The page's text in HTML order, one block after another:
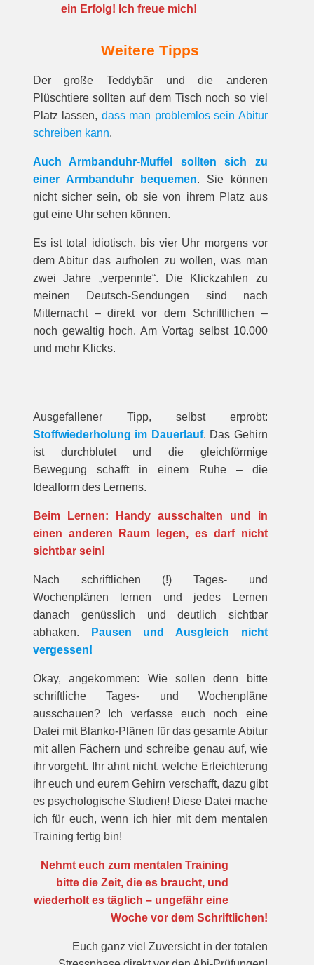
ein Erfolg! Ich freue mich!
Weitere Tipps
Der große Teddybär und die anderen
Plüschtiere sollten auf dem Tisch noch so viel
Platz lassen, dass man problemlos sein Abitur
schreiben kann.
Auch Armbanduhr-Muffel sollten sich zu
einer Armbanduhr bequemen. Sie können
nicht sicher sein, ob sie von ihrem Platz aus
gut eine Uhr sehen können.
Es ist total idiotisch, bis vier Uhr morgens vor
dem Abitur das aufholen zu wollen, was man
zwei Jahre „verpennte“. Die Klickzahlen zu
meinen Deutsch-Sendungen sind nach
Mitternacht – direkt vor dem Schriftlichen –
noch gewaltig hoch. Am Vortag selbst 10.000
und mehr Klicks.
Ausgefallener Tipp, selbst erprobt:
Stoffwiederholung im Dauerlauf. Das Gehirn
ist durchblutet und die gleichförmige
Bewegung schafft in einem Ruhe – die
Idealform des Lernens.
Beim Lernen: Handy ausschalten und in
einen anderen Raum legen, es darf nicht
sichtbar sein!
Nach schriftlichen (!) Tages- und
Wochenplänen lernen und jedes Lernen
danach genüsslich und deutlich sichtbar
abhaken.
Pausen und Ausgleich nicht
vergessen!
Okay, angekommen: Wie sollen denn bitte
schriftliche Tages- und Wochenpläne
ausschauen? Ich verfasse euch noch eine
Datei mit Blanko-Plänen für das gesamte Abitur
mit allen Fächern und schreibe genau auf, wie
ihr vorgeht. Ihr ahnt nicht, welche Erleichterung
ihr euch und eurem Gehirn verschafft, dazu gibt
es psychologische Studien! Diese Datei mache
ich für euch, wenn ich hier mit dem mentalen
Training fertig bin!
Nehmt euch zum mentalen Training
bitte die Zeit, die es braucht, und
wiederholt es täglich – ungefähr eine
Woche vor dem Schriftlichen!
Euch ganz viel Zuversicht in der totalen